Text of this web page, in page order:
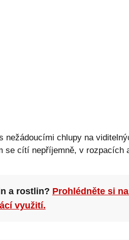
nežádoucími chlupy na
se cítí nepříjemně, v rozpacích
a rostlin? Prohlédněte si
využití.